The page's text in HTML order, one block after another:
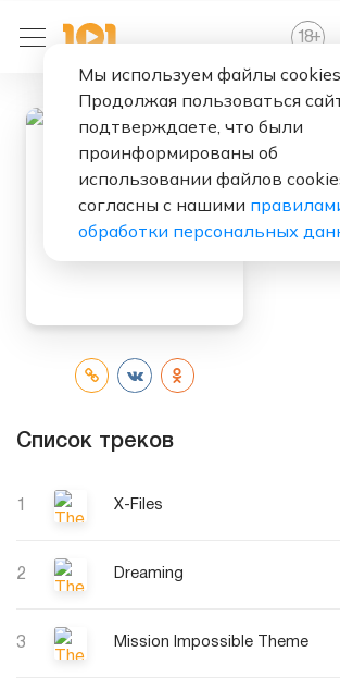
18+
The
Список треков
1 X-Files
2 Dreaming
3 Mission Impossible Theme
Мы используем файлы
Продолжая пользоваться
подтверждаете, что были
проинформированы об
использовании файлов
согласны с нашими
обработки персональных